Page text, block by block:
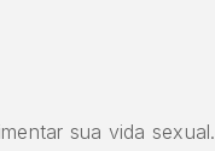
sua vida sexual.